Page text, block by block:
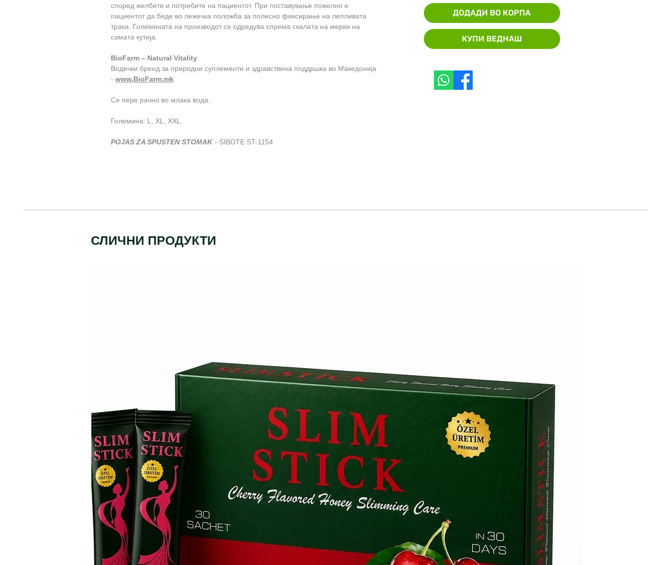
според желбите и потребите на пациентот. При поставување пожелно е
пациентот да биде во лежечка положба за полесно фиксирање на лепливата
трака. Големината на производот се одредува спрема скалата на мерки на
самата кутија.
BioFarm – Natural Vitality
Водечки бренд за природни суплементи и здравствена поддршка во Македонија
- www.BioFarm.mk
Се пере рачно во млака вода.
Големина: L, XL, XXL.
POJAS ZA SPUSTEN STOMAK - SIBOTE ST-1154
ДОДАДИ ВО КОРПА
КУПИ ВЕДНАШ
СЛИЧНИ ПРОДУКТИ